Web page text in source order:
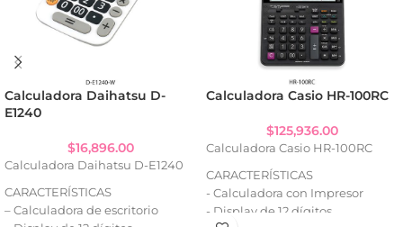
Calculadora Daihatsu D-
E1240
$16,896.00
Calculadora Daihatsu D-E1240
CARACTERÍSTICAS
– Calculadora de escritorio
Calculadora Casio HR-100RC
$125,936.00
Calculadora Casio HR-100RC
CARACTERÍSTICAS
- Calculadora con Impresor
- Display de 12 dígitos